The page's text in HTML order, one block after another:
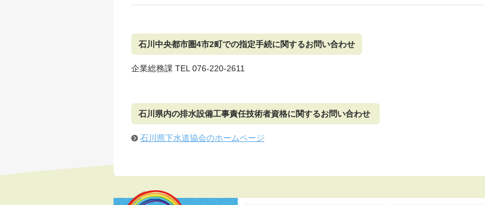
石川中央都市圏4市2町での指定手続に関するお問い合わせ
企業総務課 TEL 076-220-2611
石川県内の排水設備工事責任技術者資格に関するお問い合わせ
石川県下水道協会のホームページ